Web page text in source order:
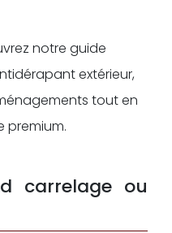
notre guide
extérieur,
tout en
premium.
carrelage ou